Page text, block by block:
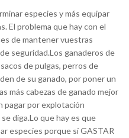
especies y más equipar
El problema que hay con el
de mantener vuestras
seguridad.Los ganaderos de
de pulgas, perros de
de su ganado, por poner un
más cabezas de ganado mejor
pagar por explotación
diga.Lo que hay es que
especies porque sí GASTAR